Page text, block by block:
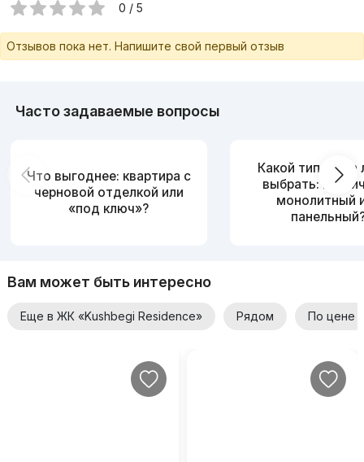
0 / 5
Отзывов пока нет. Напишите свой первый отзыв
Часто задаваемые вопросы
Что выгоднее: квартира с
черновой отделкой или
«под ключ»?
Какой тип дома
выбрать:
монолитный
Вам может быть интересно
Еще в ЖК «Kushbegi Residence» Рядом По цене